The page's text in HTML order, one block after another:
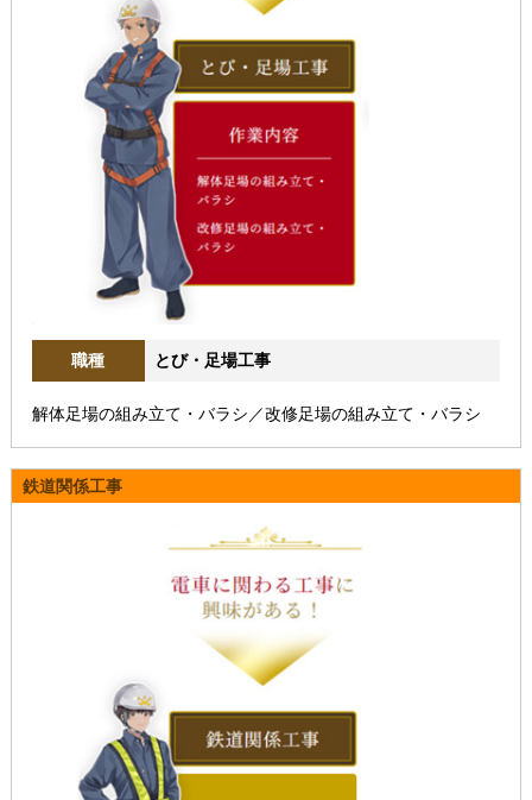
職種 とび・足場工事
解体足場の組み立て・バラシ／改修足場の組み立て・バラシ
鉄道関係工事